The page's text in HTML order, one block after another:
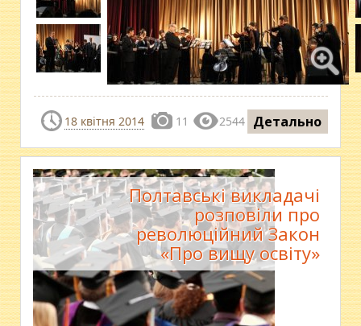
18 квітня 2014 11 2544 Детально
Полтавські викладачі
розповіли про
революційний Закон
«Про вищу освіту»